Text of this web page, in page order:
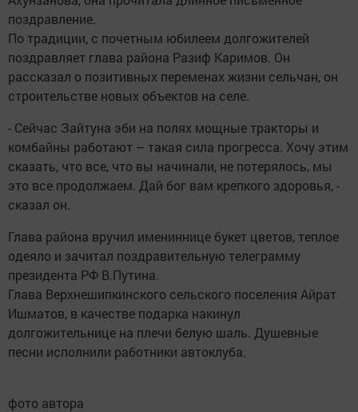
поздравление.
По традиции, с почетным юбилеем долгожителей
поздравляет глава района Разиф Каримов. Он
рассказал о позитивных переменах жизни сельчан, он
строительстве новых объектов на селе.
- Сейчас Зайтуна эби на полях мощные тракторы и
комбайны работают – такая сила прогресса. Хочу этим
сказать, что все, что вы начинали, не потерялось, мы
это все продолжаем. Дай бог вам крепкого здоровья, -
сказал он.
Глава района вручил имениннице букет цветов, теплое
одеяло и зачитал поздравительную телеграмму
президента РФ В.Путина.
Глава Верхнешипкинского сельского поселения Айрат
Ишматов, в качестве подарка накинул
долгожительнице на плечи белую шаль. Душевные
песни исполнили работники автоклуба.
фото автора